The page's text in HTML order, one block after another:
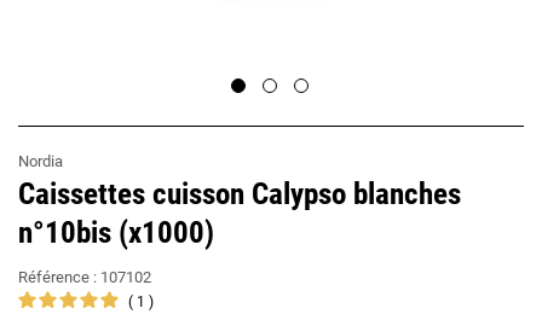
Nordia
Caissettes cuisson Calypso blanches
n°10bis (x1000)
Référence : 107102
1